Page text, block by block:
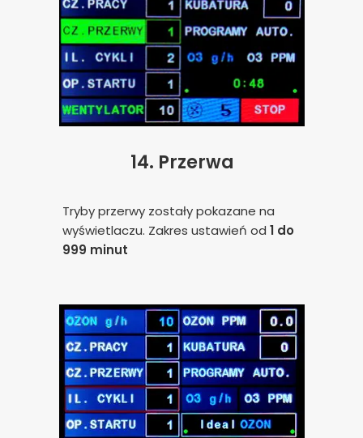
14. Przerwa
Tryby przerwy zostały pokazane na
wyświetlaczu. Zakres ustawień od 1 do
999 minut